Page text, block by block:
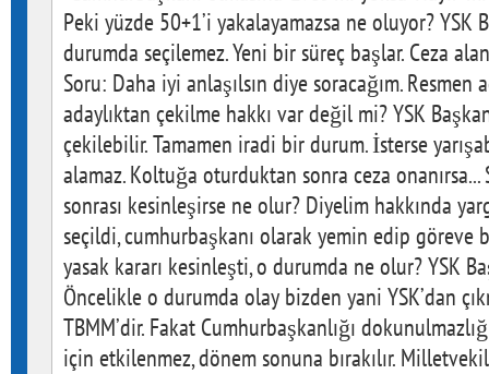
Peki yüzde 50+1’i yakalayamazsa ne oluyor? YSK
durumda seçilemez. Yeni bir süreç başlar. Ceza
Soru: Daha iyi anlaşılsın diye soracağım.
adaylıktan çekilme hakkı var değil mi? YSK
çekilebilir. Tamamen iradi bir durum. İsterse
alamaz. Koltuğa oturduktan sonra ceza onanırsa...
sonrası kesinleşirse ne olur? Diyelim hakkında
seçildi, cumhurbaşkanı olarak yemin edip göreve
yasak kararı kesinleşti, o durumda ne olur? YSK
Öncelikle o durumda olay bizden yani YSK’dan
TBMM’dir. Fakat Cumhurbaşkanlığı
için etkilenmez, dönem sonuna bırakılır.